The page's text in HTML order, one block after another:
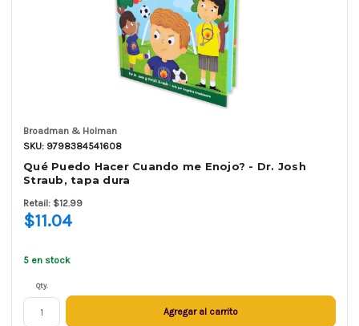
Broadman & Holman
SKU: 9798384541608
Qué Puedo Hacer Cuando me Enojo? - Dr. Josh
Straub, tapa dura
Retail: $12.99
$11.04
5 en stock
Qty.
Agregar al carrito